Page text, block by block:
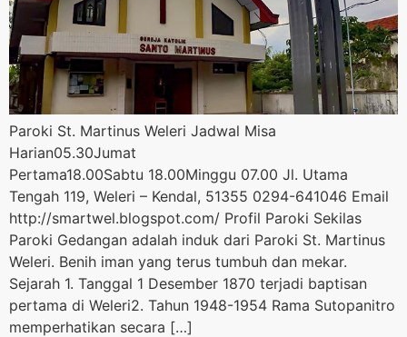
Paroki St. Martinus Weleri Jadwal Misa
Harian05.30Jumat
Pertama18.00Sabtu 18.00Minggu 07.00 Jl. Utama
Tengah 119, Weleri – Kendal, 51355 0294-641046 Email
http://smartwel.blogspot.com/ Profil Paroki Sekilas
Paroki Gedangan adalah induk dari Paroki St. Martinus
Weleri. Benih iman yang terus tumbuh dan mekar.
Sejarah 1. Tanggal 1 Desember 1870 terjadi baptisan
pertama di Weleri2. Tahun 1948-1954 Rama Sutopanitro
memperhatikan secara […]